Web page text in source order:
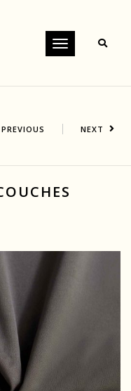
Toggle
PREVIOUS NEXT